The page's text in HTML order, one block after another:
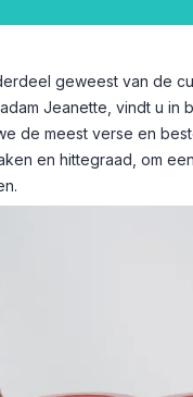
geweest van de
Jeanette, vindt u in
de meest verse en
en hittegraad, om